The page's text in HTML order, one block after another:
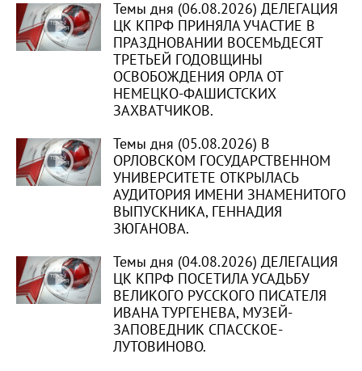
Темы дня (06.08.2026) ДЕЛЕГАЦИЯ
ЦК КПРФ ПРИНЯЛА УЧАСТИЕ В
ПРАЗДНОВАНИИ ВОСЕМЬДЕСЯТ
ТРЕТЬЕЙ ГОДОВЩИНЫ
ОСВОБОЖДЕНИЯ ОРЛА ОТ
НЕМЕЦКО-ФАШИСТСКИХ
ЗАХВАТЧИКОВ.
Темы дня (05.08.2026) В
ОРЛОВСКОМ ГОСУДАРСТВЕННОМ
УНИВЕРСИТЕТЕ ОТКРЫЛАСЬ
АУДИТОРИЯ ИМЕНИ ЗНАМЕНИТОГО
ВЫПУСКНИКА, ГЕННАДИЯ
ЗЮГАНОВА.
Темы дня (04.08.2026) ДЕЛЕГАЦИЯ
ЦК КПРФ ПОСЕТИЛА УСАДЬБУ
ВЕЛИКОГО РУССКОГО ПИСАТЕЛЯ
ИВАНА ТУРГЕНЕВА, МУЗЕЙ-
ЗАПОВЕДНИК СПАССКОЕ-
ЛУТОВИНОВО.